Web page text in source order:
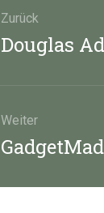
Zurück
Vorheriger
Beitrag:
Douglas
Weiter
Nächster
Beitrag: